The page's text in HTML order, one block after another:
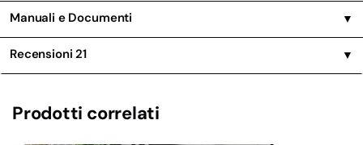
Manuali e Documenti ▼
Recensioni21 ▼
Prodotti correlati